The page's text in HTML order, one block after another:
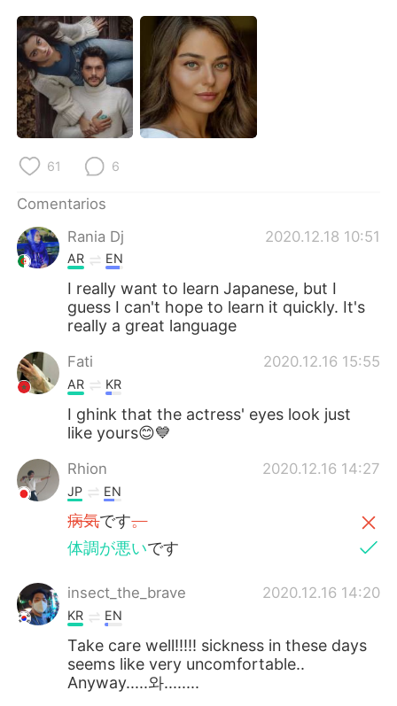
Русский ไทย
Indonesia Italiano
Türkçe Tiếng Việt
Português
61 6
Comentarios
Rania Dj
2020.12.18 10:51
AR EN
I really want to learn Japanese, but I
guess I can't hope to learn it quickly. It's
really a great language
Fati 2020.12.16 15:55
AR KR
I ghink that the actress' eyes look just
like yours😊💙
Rhion 2020.12.16 14:27
JP EN
病気です。
体調が悪いです
insect_the_brave 2020.12.16 14:20
KR EN
Take care well!!!!! sickness in these days
seems like very uncomfortable..
Anyway.....와........